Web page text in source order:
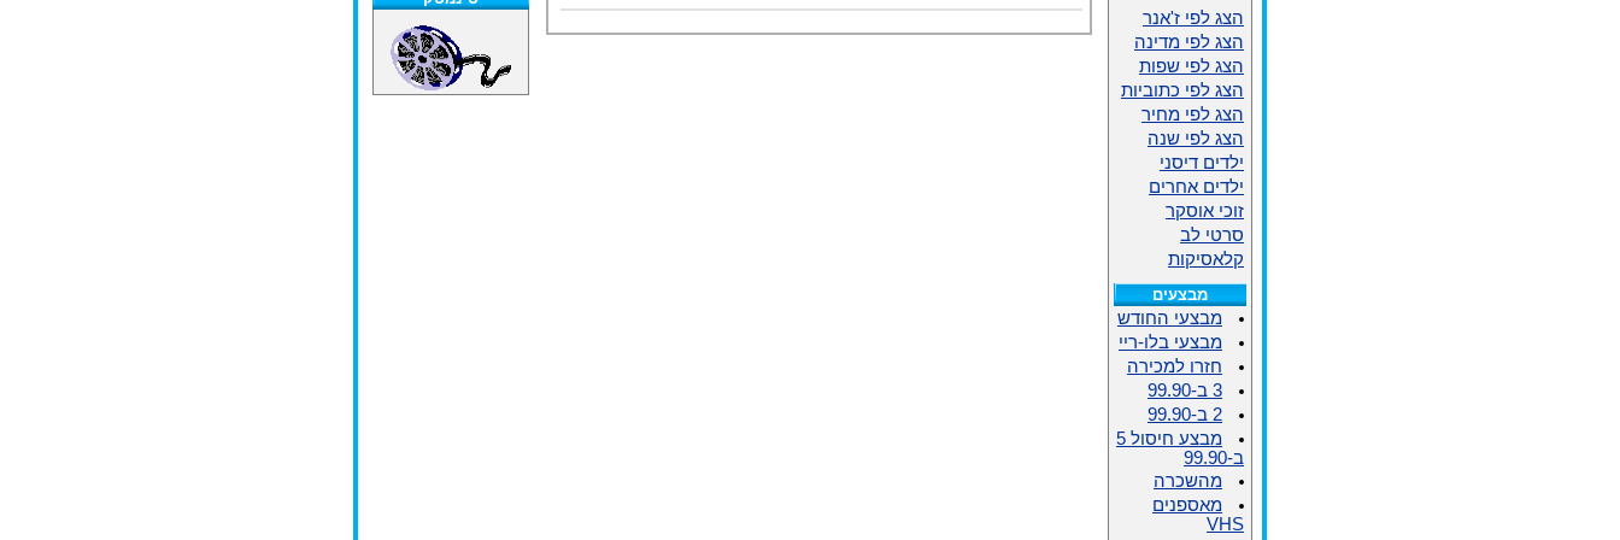
הצג לפי ז'אנר
הצג לפי מדינה
הצג לפי שפות
הצג לפי כתוביות
הצג לפי מחיר
הצג לפי שנה
ילדים דיסני
ילדים אחרים
זוכי אוסקר
סרטי לב
קלאסיקות
מבצעים
מבצעי החודש
מבצעי בלו-ריי
חזרו למכירה
3 ב-99.90
2 ב-99.90
מבצע חיסול 5
ב-99.90
מהשכרה
מאספנים
VHS